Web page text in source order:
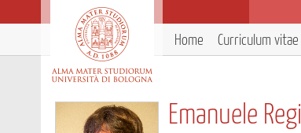
Home Curriculum vitae
Emanuele Regi